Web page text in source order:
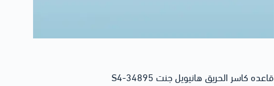
قاعده كاسر الحريق هانيويل جنت S4-34895